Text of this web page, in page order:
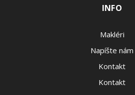
INFO
Makléri
Napíšte nám
Kontakt
Kontakt